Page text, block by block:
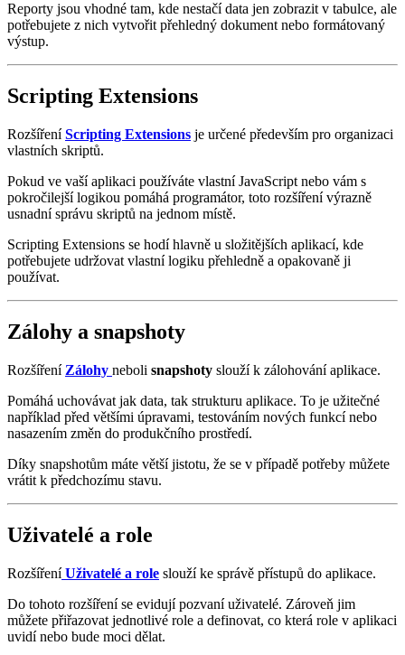
Reporty jsou vhodné tam, kde nestačí data jen zobrazit v tabulce, ale
potřebujete z nich vytvořit přehledný dokument nebo formátovaný
výstup.
Scripting Extensions
RozšířeníScripting Extensions je určené především pro organizaci
vlastních skriptů.
Pokud ve vaší aplikaci používáte vlastní JavaScript nebo vám s
pokročilejší logikou pomáhá programátor, toto rozšíření výrazně
usnadní správu skriptů na jednom místě.
Scripting Extensions se hodí hlavně u složitějších aplikací, kde
potřebujete udržovat vlastní logiku přehledně a opakovaně ji
používat.
Zálohy a snapshoty
Rozšíření Zálohy neboli snapshoty slouží k zálohování aplikace.
Pomáhá uchovávat jak data, tak strukturu aplikace. To je užitečné
například před většími úpravami, testováním nových funkcí nebo
nasazením změn do produkčního prostředí.
Díky snapshotům máte větší jistotu, že se v případě potřeby můžete
vrátit k předchozímu stavu.
Uživatelé a role
Rozšíření Uživatelé a role slouží ke správě přístupů do aplikace.
Do tohoto rozšíření se evidují pozvaní uživatelé. Zároveň jim
můžete přiřazovat jednotlivé role a definovat, co která role v aplikaci
uvidí nebo bude moci dělat.